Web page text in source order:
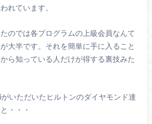
れています。
のでは各プログラムの上級会員なんて
大半です。それを簡単に手に入ること
ら知っている人だけが得する裏技みた
いただいたヒルトンのダイヤモンド達
・・・